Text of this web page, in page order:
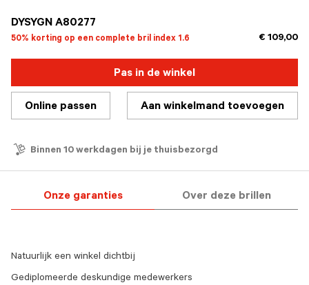
DYSYGN A80277
50% korting op een complete bril index 1.6 € 109,00
Pas in de winkel
Online passen Aan winkelmand toevoegen
Binnen 10 werkdagen bij je thuisbezorgd
Onze garanties Over deze brillen
Natuurlijk een winkel dichtbij
Gediplomeerde deskundige medewerkers